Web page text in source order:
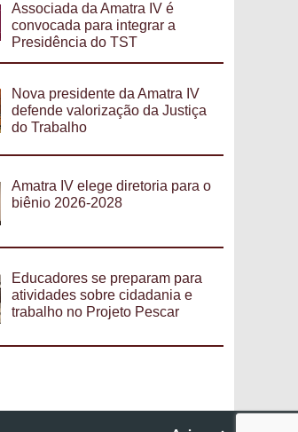
Associada da Amatra IV é
convocada para integrar a
Presidência do TST
Nova presidente da Amatra IV
defende valorização da Justiça
do Trabalho
Amatra IV elege diretoria para o
biênio 2026-2028
Educadores se preparam para
atividades sobre cidadania e
trabalho no Projeto Pescar